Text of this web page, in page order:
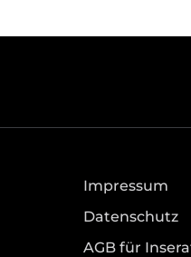
Impressum
Datenschutz
AGB für